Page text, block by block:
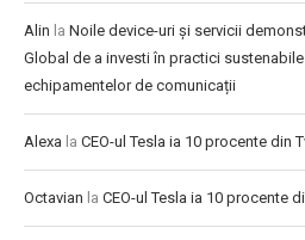
Alin la Noile device-uri și servicii
Global de a investi în practici
echipamentelor de comunicații
Alexa la CEO-ul Tesla ia 10 procente din
Octavian la CEO-ul Tesla ia 10 procente